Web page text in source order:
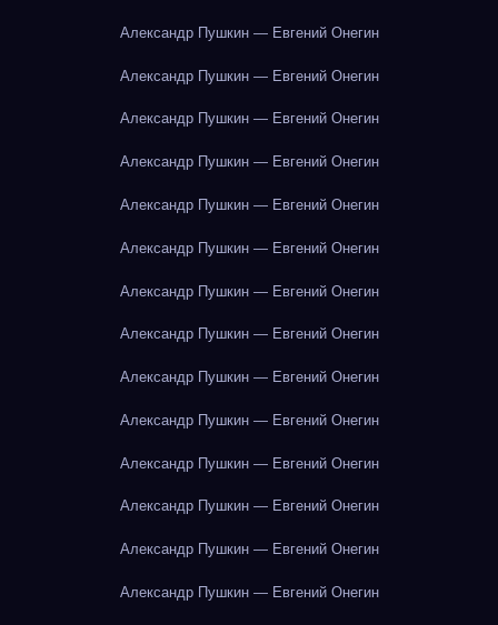
Александр Пушкин — Евгений Онегин
Александр Пушкин — Евгений Онегин
Александр Пушкин — Евгений Онегин
Александр Пушкин — Евгений Онегин
Александр Пушкин — Евгений Онегин
Александр Пушкин — Евгений Онегин
Александр Пушкин — Евгений Онегин
Александр Пушкин — Евгений Онегин
Александр Пушкин — Евгений Онегин
Александр Пушкин — Евгений Онегин
Александр Пушкин — Евгений Онегин
Александр Пушкин — Евгений Онегин
Александр Пушкин — Евгений Онегин
Александр Пушкин — Евгений Онегин